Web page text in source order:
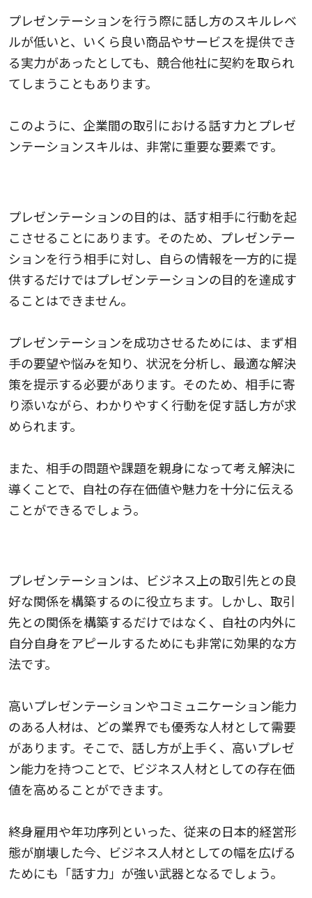
プレゼンテーションを行う際に話し方のスキルレベ
ルが低いと、いくら良い商品やサービスを提供でき
る実力があったとしても、競合他社に契約を取られ
てしまうこともあります。
このように、企業間の取引における話す力とプレゼ
ンテーションスキルは、非常に重要な要素です。
プレゼンテーションの目的は、話す相手に行動を起
こさせることにあります。そのため、プレゼンテー
ションを行う相手に対し、自らの情報を一方的に提
供するだけではプレゼンテーションの目的を達成す
ることはできません。
プレゼンテーションを成功させるためには、まず相
手の要望や悩みを知り、状況を分析し、最適な解決
策を提示する必要があります。そのため、相手に寄
り添いながら、わかりやすく行動を促す話し方が求
められます。
また、相手の問題や課題を親身になって考え解決に
導くことで、自社の存在価値や魅力を十分に伝える
ことができるでしょう。
プレゼンテーションは、ビジネス上の取引先との良
好な関係を構築するのに役立ちます。しかし、取引
先との関係を構築するだけではなく、自社の内外に
自分自身をアピールするためにも非常に効果的な方
法です。
高いプレゼンテーションやコミュニケーション能力
のある人材は、どの業界でも優秀な人材として需要
があります。そこで、話し方が上手く、高いプレゼ
ン能力を持つことで、ビジネス人材としての存在価
値を高めることができます。
終身雇用や年功序列といった、従来の日本的経営形
態が崩壊した今、ビジネス人材としての幅を広げる
ためにも「話す力」が強い武器となるでしょう。